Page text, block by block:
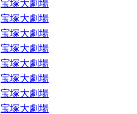
宝塚大劇場
宝塚大劇場
宝塚大劇場
宝塚大劇場
宝塚大劇場
宝塚大劇場
宝塚大劇場
宝塚大劇場